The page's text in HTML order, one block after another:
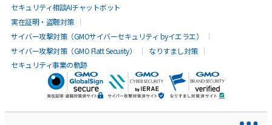
セキュリティ相談AIチャットボット
実在証明・盗聴対策
サイバー攻撃対策（GMOサイバーセキュリティ byイエラエ）
サイバー攻撃対策（GMO Flatt Security）
なりすまし対策
セキュリティ事業の軌跡